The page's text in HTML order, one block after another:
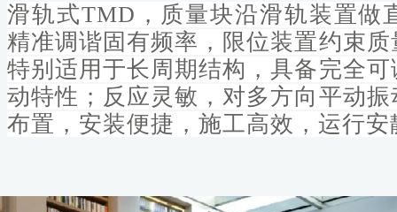
滑轨式TMD，质量块沿滑轨装置做
精准调谐固有频率，限位装置约束
特别适用于长周期结构，具备完全
动特性；反应灵敏，对多方向平动
布置，安装便捷，施工高效，运行安